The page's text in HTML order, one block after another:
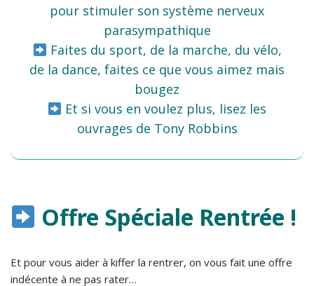
pour stimuler son système nerveux
parasympathique
Faites du sport, de la marche, du vélo,
de la dance, faites ce que vous aimez mais
bougez
Et si vous en voulez plus, lisez les
ouvrages de Tony Robbins
Offre Spéciale Rentrée !
Et pour vous aider à kiffer la rentrer, on vous fait une offre
indécente à ne pas rater…